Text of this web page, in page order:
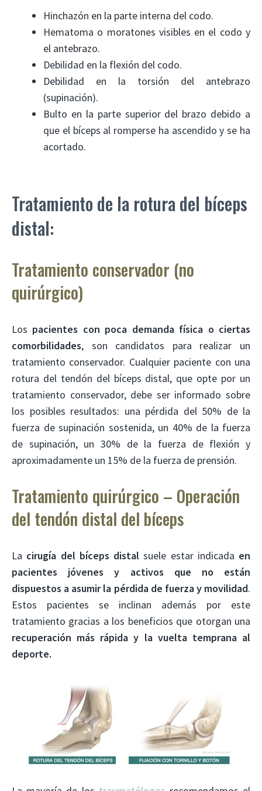
Hinchazón en la parte interna del codo.
Hematoma o moratones visibles en el codo y
el antebrazo.
Debilidad en la flexión del codo.
Debilidad en la torsión del antebrazo
(supinación).
Bulto en la parte superior del brazo debido a
que el bíceps al romperse ha ascendido y se ha
acortado.
Tratamiento de la rotura del bíceps
distal:
Tratamiento conservador (no
quirúrgico)
Los pacientes con poca demanda física o ciertas
comorbilidades, son candidatos para realizar un
tratamiento conservador. Cualquier paciente con una
rotura del tendón del bíceps distal, que opte por un
tratamiento conservador, debe ser informado sobre
los posibles resultados: una pérdida del 50% de la
fuerza de supinación sostenida, un 40% de la fuerza
de supinación, un 30% de la fuerza de flexión y
aproximadamente un 15% de la fuerza de prensión.
Tratamiento quirúrgico – Operación
del tendón distal del bíceps
La cirugía del bíceps distal suele estar indicada en
pacientes jóvenes y activos que no están
dispuestos a asumir la pérdida de fuerza y movilidad.
Estos pacientes se inclinan además por este
tratamiento gracias a los beneficios que otorgan una
recuperación más rápida y la vuelta temprana al
deporte.